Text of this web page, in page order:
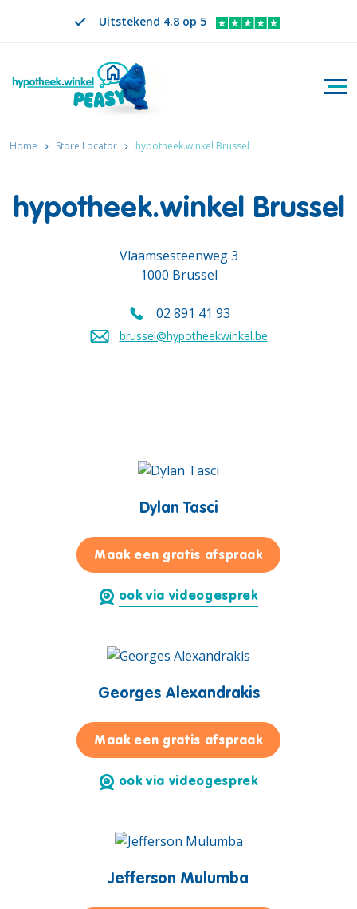
Uitstekend 4.8 op 5
Zoeken
VERANDER TAAL. GESELECTEERDE TAAL IS
NL
Home Store Locator hypotheek.winkel Brussel
hypotheek.winkel Brussel
Vlaamsesteenweg 3
1000 Brussel
Bel ons op
02 891 41 93
Stuur een mail naar
brussel@hypotheekwinkel.be
Dylan Tasci
Maak een gratis afspraakvoor Dylan
ook via videogesprek
Georges Alexandrakis
Maak een gratis afspraakvoor Georges
ook via videogesprek
Jefferson Mulumba